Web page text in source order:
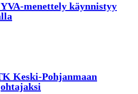
menettely käynnistyy
Keski-Pohjanmaan